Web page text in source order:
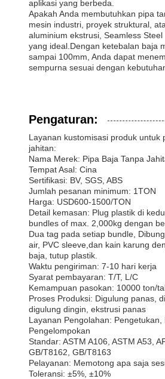
aplikasi yang berbeda.
Apakah Anda membutuhkan pipa
mesin industri, proyek struktural,
aluminium ekstrusi, Seamless
yang ideal.Dengan ketebalan baja
sampai 100mm, Anda dapat
sempurna sesuai dengan
Pengaturan:
Layanan kustomisasi produk untuk
jahitan:
Nama Merek: Pipa Baja Tanpa
Tempat Asal: Cina
Sertifikasi: BV, SGS, ABS
Jumlah pesanan minimum: 1TON
Harga: USD600-1500/TON
Detail kemasan: Plug plastik di
bundles of max. 2,000kg dengan
Dua tag pada setiap bundle,
air, PVC sleeve,dan kain karung
baja, tutup plastik.
Waktu pengiriman: 7-10 hari kerja
Syarat pembayaran: T/T, L/C
Kemampuan pasokan: 10000 ton/
Proses Produksi: Digulung panas,
digulung dingin, ekstrusi panas
Layanan Pengolahan: Pengetukan,
Pengelompokan
Standar: ASTM A106, ASTM A53,
GB/T8162, GB/T8163
Pelayanan: Memotong apa saja
Toleransi: ±5%, ±10%